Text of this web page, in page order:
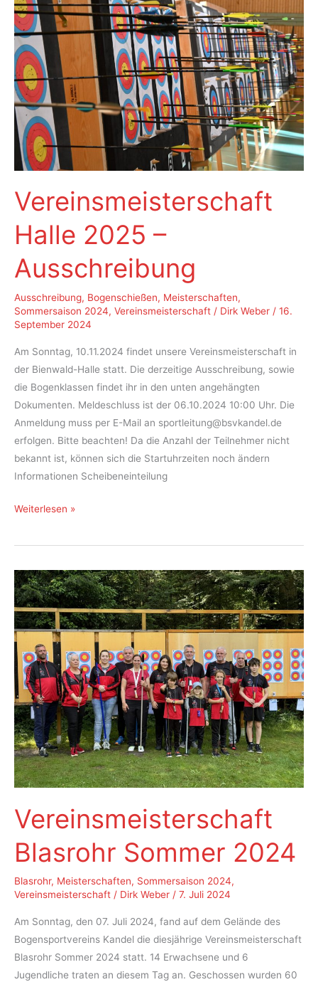
Vereinsmeisterschaft
Halle 2025 –
Ausschreibung
Ausschreibung, Bogenschießen, Meisterschaften,
Sommersaison 2024, Vereinsmeisterschaft / Dirk Weber / 16.
September 2024
Am Sonntag, 10.11.2024 findet unsere Vereinsmeisterschaft in
der Bienwald-Halle statt. Die derzeitige Ausschreibung, sowie
die Bogenklassen findet ihr in den unten angehängten
Dokumenten. Meldeschluss ist der 06.10.2024 10:00 Uhr. Die
Anmeldung muss per E-Mail an sportleitung@bsvkandel.de
erfolgen. Bitte beachten! Da die Anzahl der Teilnehmer nicht
bekannt ist, können sich die Startuhrzeiten noch ändern
Informationen Scheibeneinteilung
Vereinsmeisterschaft
2025
Ausschreibung
Weiterlesen »
Vereinsmeisterschaft
Blasrohr Sommer 2024
Blasrohr, Meisterschaften, Sommersaison 2024,
Vereinsmeisterschaft / Dirk Weber / 7. Juli 2024
Am Sonntag, den 07. Juli 2024, fand auf dem Gelände des
Bogensportvereins Kandel die diesjährige Vereinsmeisterschaft
Blasrohr Sommer 2024 statt. 14 Erwachsene und 6
Jugendliche traten an diesem Tag an. Geschossen wurden 60